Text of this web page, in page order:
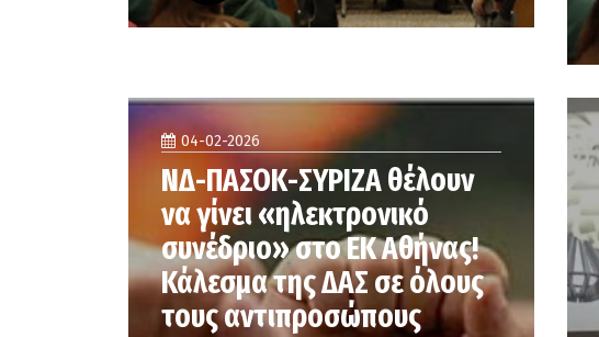
04-02-2026
ΝΔ-ΠΑΣΟΚ-ΣΥΡΙΖΑ θέλουν
να γίνει «ηλεκτρονικό
συνέδριο» στο ΕΚ Αθήνας!
Κάλεσμα της ΔΑΣ σε όλους
τους αντιπροσώπους